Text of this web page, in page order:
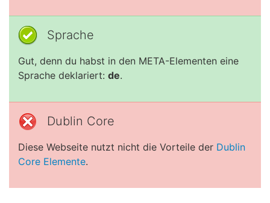
Sprache
Gut, denn du habst in den META-Elementen eine
Sprache deklariert: de.
Dublin Core
Diese Webseite nutzt nicht die Vorteile der Dublin
Core Elemente.